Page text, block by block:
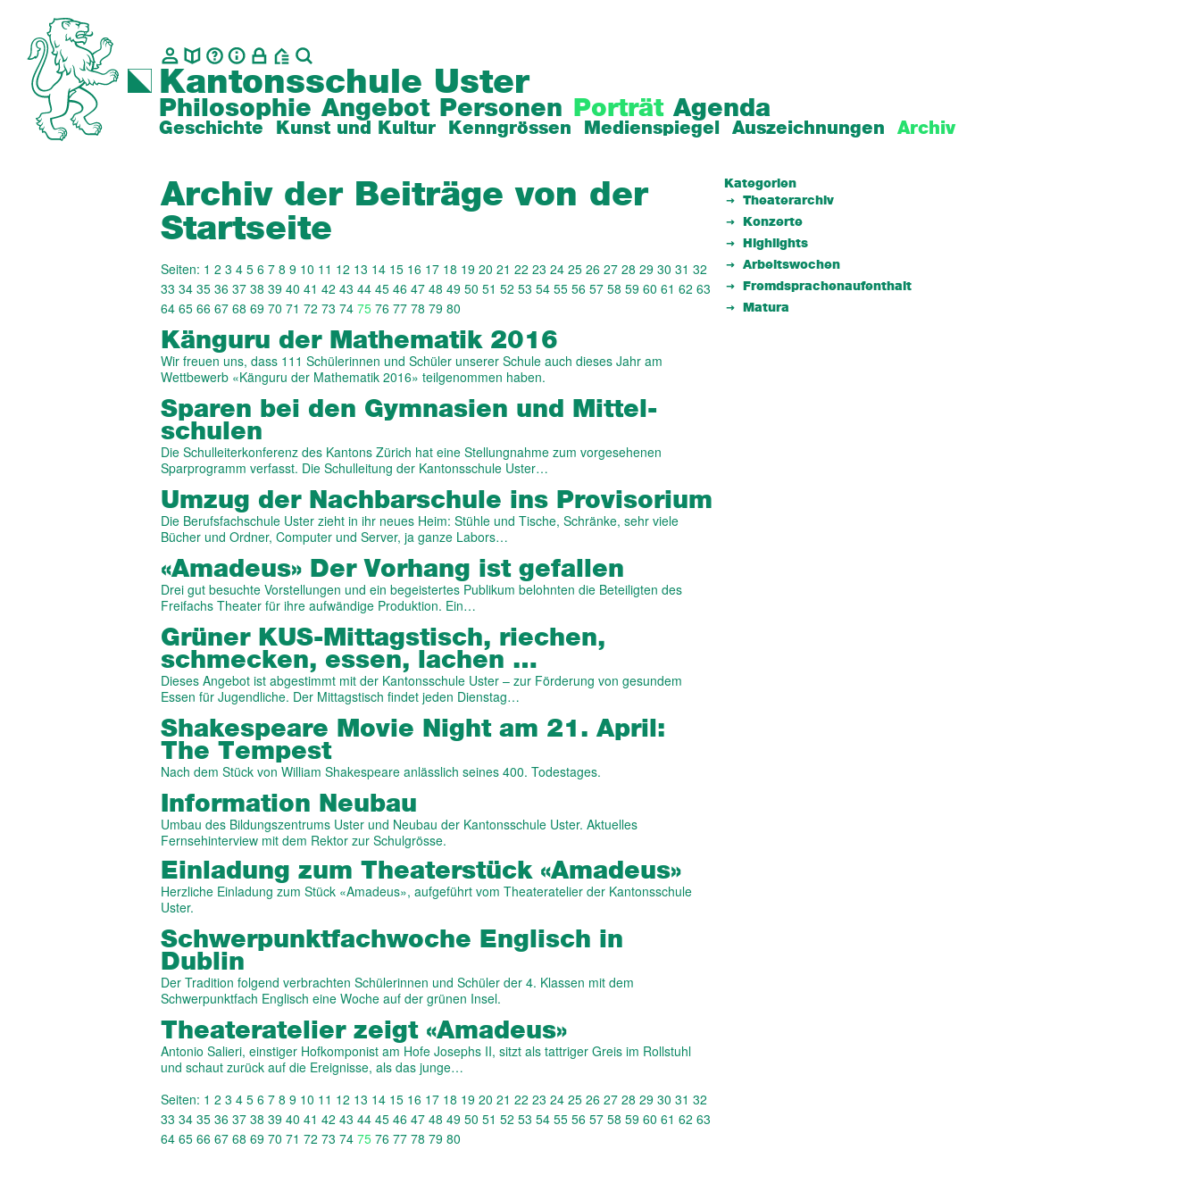
Kantonsschule Uster
Philosophie Angebot Personen Porträt
Geschichte Kunst und Kultur Kenngrössen Medienspiegel Auszeichnungen Archiv
Agenda
Archiv der Beiträge von der
Startseite
Seiten: 1 2 3 4 5 6 7 8 9 10 11 12 13 14 15 16 17 18 19 20 21 22 23 24 25 26 27 28 29 30 31 32
33 34 35 36 37 38 39 40 41 42 43 44 45 46 47 48 49 50 51 52 53 54 55 56 57 58 59 60 61 62 63
64 65 66 67 68 69 70 71 72 73 74 75 76 77 78 79 80
Kän­guru der Mathe­matik 2016
Wir freuen uns, dass 111 Schülerinnen und Schüler unserer Schule auch dieses Jahr am
Wettbewerb «Känguru der Mathematik 2016» teilgenommen haben.
Sparen bei den Gym­nasien und Mittel­
schulen
Die Schulleiterkonferenz des Kantons Zürich hat eine Stellungnahme zum vorgesehenen
Sparprogramm verfasst. Die Schulleitung der Kantonsschule Uster…
Umzug der Nachbar­schule ins Prov­isorium
Die Berufsfachschule Uster zieht in ihr neues Heim: Stühle und Tische, Schränke, sehr viele
Bücher und Ordner, Computer und Server, ja ganze Labors…
«Amadeus» Der Vorhang ist gefallen
Drei gut besuchte Vorstellungen und ein begeistertes Publikum belohnten die Beteiligten des
Freifachs Theater für ihre aufwändige Produktion. Ein…
Grüner KUS-Mittags­tisch, riechen,
schmecken, essen, lachen …
Dieses Angebot ist abgestimmt mit der Kantonsschule Uster – zur Förderung von gesundem
Essen für Jugendliche. Der Mittagstisch findet jeden Dienstag…
Shakespeare Movie Night am 21. April:
The Tempest
Nach dem Stück von William Shakespeare anlässlich seines 400. Todestages.
Information Neubau
Umbau des Bildungszentrums Uster und Neubau der Kantonsschule Uster. Aktuelles
Fernsehinterview mit dem Rektor zur Schulgrösse.
Einladung zum Theaterstück «Amadeus»
Herzliche Einladung zum Stück «Amadeus», aufgeführt vom Theateratelier der Kantonsschule
Uster.
Schwerpunkt­fach­woche Englisch in
Dublin
Der Tradition folgend verbrachten Schülerinnen und Schüler der 4. Klassen mit dem
Schwerpunktfach Englisch eine Woche auf der grünen Insel.
Theater­atelier zeigt «Amadeus»
Antonio Salieri, einstiger Hofkomponist am Hofe Josephs II, sitzt als tattriger Greis im Rollstuhl
und schaut zurück auf die Ereignisse, als das junge…
Seiten: 1 2 3 4 5 6 7 8 9 10 11 12 13 14 15 16 17 18 19 20 21 22 23 24 25 26 27 28 29 30 31 32
33 34 35 36 37 38 39 40 41 42 43 44 45 46 47 48 49 50 51 52 53 54 55 56 57 58 59 60 61 62 63
64 65 66 67 68 69 70 71 72 73 74 75 76 77 78 79 80
Kategorien
Theaterarchiv
Konzerte
Highlights
Arbeitswochen
Fremdsprachenaufenthalt
Matura